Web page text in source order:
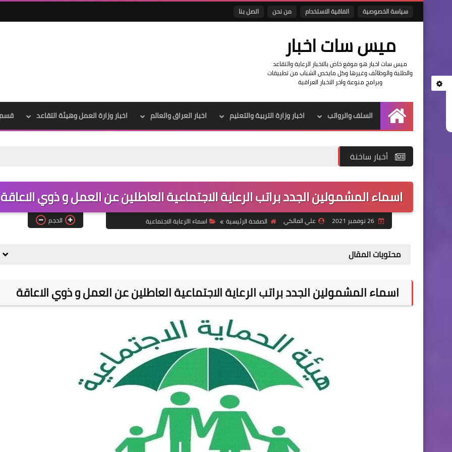
سياسة الخصوصية اتفاقية الاستخدام من نحن اتصل بنا
ميس سات اخبار
ميس سات اخبار هو موقع خاص بالاخبار الرعاية والتقاعد
والطلبة والوظائف وغيرها وكل مايخص الشباب من تطبيقات
وبرامج منوعة واخر الاخبار العراقية
الرئيسية
السلف والرواتب اخبار وزارة التربية والتعليم اخبار العراق والعالم اخبار وزارة العمل وهيئة التقاعد قسم
أخبار ساخنة
اسماء المشمولين الجدد براتب الرعاية الاجتماعية العاطلين عن العمل و ذوي الاعاقة
علي المالكي الصفحة الرئيسية اسماء االرعاية الاجتماعية الحجم
محتويات المقال
اسماء المشمولين الجدد براتب الرعاية الاجتماعية العاطلين عن العمل و ذوي الاعاقة
علي المالكي
08 يوليو 2021